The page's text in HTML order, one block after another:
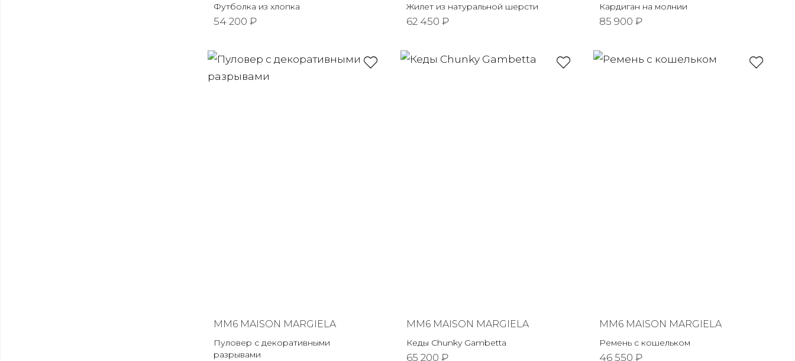
Футболка из хлопка
54 200 ₽
Жилет из натуральной шерсти
62 450 ₽
Кардиган на молнии
85 900 ₽
MM6 MAISON MARGIELA
Пуловер с декоративными
разрывами
MM6 MAISON MARGIELA
Кеды Chunky Gambetta
65 200 ₽
MM6 MAISON MARGIELA
Ремень с кошельком
46 550 ₽